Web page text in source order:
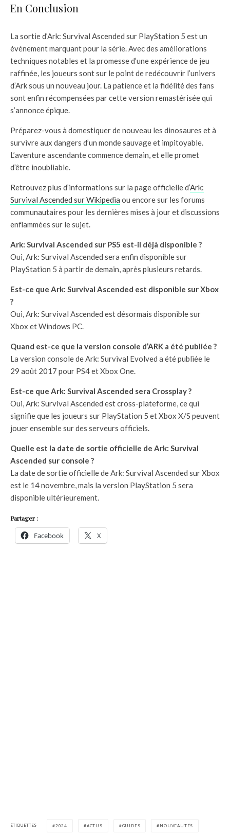
En Conclusion
La sortie d’Ark: Survival Ascended sur PlayStation 5 est un
événement marquant pour la série. Avec des améliorations
techniques notables et la promesse d’une expérience de jeu
raffinée, les joueurs sont sur le point de redécouvrir l’univers
d’Ark sous un nouveau jour. La patience et la fidélité des fans
sont enfin récompensées par cette version remastérisée qui
s’annonce épique.
Préparez-vous à domestiquer de nouveau les dinosaures et à
survivre aux dangers d’un monde sauvage et impitoyable.
L’aventure ascendante commence demain, et elle promet
d’être inoubliable.
Retrouvez plus d’informations sur la page officielle d’Ark:
Survival Ascended sur Wikipedia ou encore sur les forums
communautaires pour les dernières mises à jour et discussions
enflammées sur le sujet.
Ark: Survival Ascended sur PS5 est-il déjà disponible ?
Oui, Ark: Survival Ascended sera enfin disponible sur
PlayStation 5 à partir de demain, après plusieurs retards.
Est-ce que Ark: Survival Ascended est disponible sur Xbox
?
Oui, Ark: Survival Ascended est désormais disponible sur
Xbox et Windows PC.
Quand est-ce que la version console d’ARK a été publiée ?
La version console de Ark: Survival Evolved a été publiée le
29 août 2017 pour PS4 et Xbox One.
Est-ce que Ark: Survival Ascended sera Crossplay ?
Oui, Ark: Survival Ascended est cross-plateforme, ce qui
signifie que les joueurs sur PlayStation 5 et Xbox X/S peuvent
jouer ensemble sur des serveurs officiels.
Quelle est la date de sortie officielle de Ark: Survival
Ascended sur console ?
La date de sortie officielle de Ark: Survival Ascended sur Xbox
est le 14 novembre, mais la version PlayStation 5 sera
disponible ultérieurement.
Partager :
Facebook X
ÉTIQUETTES 2024 ACTUS GUIDES NOUVEAUTÉS